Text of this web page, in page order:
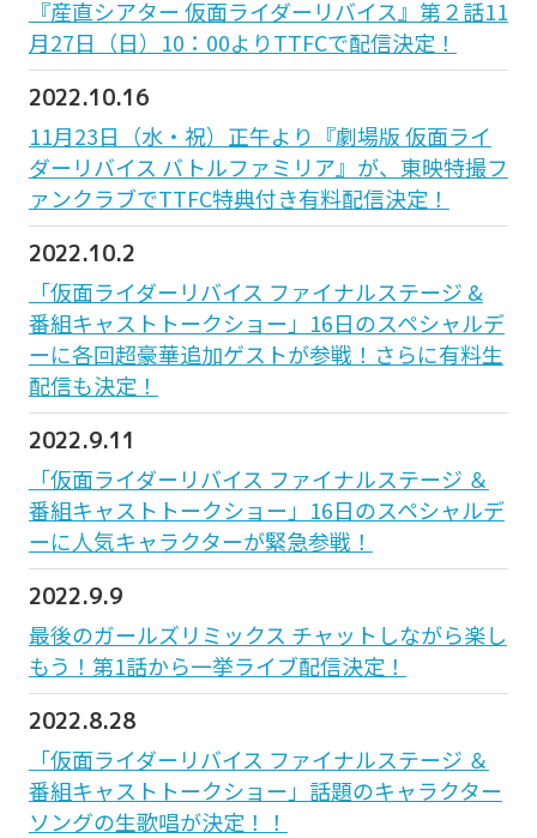
『産直シアター 仮面ライダーリバイス』第２話11
月27日（日）10：00よりTTFCで配信決定！
2022.10.16
11月23日（水・祝）正午より『劇場版 仮面ライ
ダーリバイス バトルファミリア』が、東映特撮フ
ァンクラブでTTFC特典付き有料配信決定！
2022.10.2
「仮面ライダーリバイス ファイナルステージ &
番組キャストトークショー」16日のスペシャルデ
ーに各回超豪華追加ゲストが参戦！さらに有料生
配信も決定！
2022.9.11
「仮面ライダーリバイス ファイナルステージ ＆
番組キャストトークショー」16日のスペシャルデ
ーに人気キャラクターが緊急参戦！
2022.9.9
最後のガールズリミックス チャットしながら楽し
もう！第1話から一挙ライブ配信決定！
2022.8.28
「仮面ライダーリバイス ファイナルステージ ＆
番組キャストトークショー」話題のキャラクター
ソングの生歌唱が決定！！